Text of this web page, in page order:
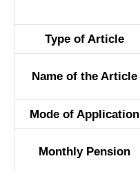
Type of Article
Name of the Article
Mode of Application
Monthly Pension